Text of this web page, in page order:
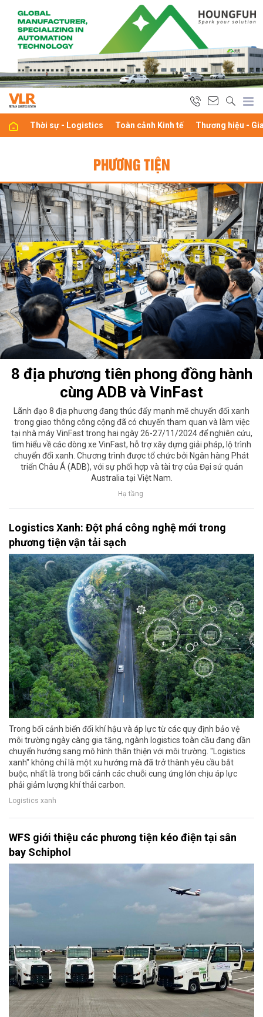
Thời sự - Logistics Toàn cảnh Kinh tế Thương hiệu -
PHƯƠNG TIỆN
8 địa phương tiên phong đồng hành
cùng ADB và VinFast
Lãnh đạo 8 địa phương đang thúc đẩy mạnh mẽ chuyển đổi xanh
trong giao thông công cộng đã có chuyến tham quan và làm việc
tại nhà máy VinFast trong hai ngày 26-27/11/2024 để nghiên cứu,
tìm hiểu về các dòng xe VinFast, hỗ trợ xây dựng giải pháp, lộ trình
chuyển đổi xanh. Chương trình được tổ chức bởi Ngân hàng Phát
triển Châu Á (ADB), với sự phối hợp và tài trợ của Đại sứ quán
Australia tại Việt Nam.
Hạ tầng
Logistics Xanh: Đột phá công nghệ mới trong
phương tiện vận tải sạch
Trong bối cảnh biến đổi khí hậu và áp lực từ các quy định bảo vệ
môi trường ngày càng gia tăng, ngành logistics toàn cầu đang dần
chuyển hướng sang mô hình thân thiện với môi trường. "Logistics
xanh" không chỉ là một xu hướng mà đã trở thành yêu cầu bắt
buộc, nhất là trong bối cảnh các chuỗi cung ứng lớn chịu áp lực
phải giảm lượng khí thải carbon.
Logistics xanh
WFS giới thiệu các phương tiện kéo điện tại sân
bay Schiphol